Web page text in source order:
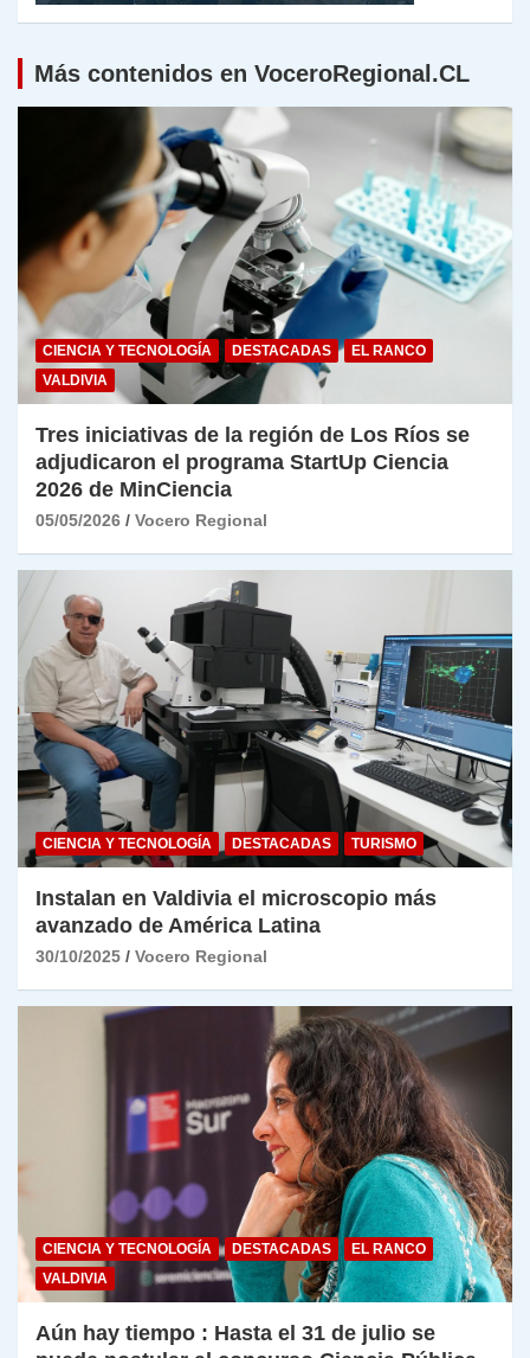
Más contenidos en VoceroRegional.CL
CIENCIA Y TECNOLOGÍA DESTACADAS
EL RANCO
VALDIVIA
Tres iniciativas de la región de Los Ríos se
adjudicaron el programa StartUp Ciencia
2026 de MinCiencia
05/05/2026 Vocero Regional
CIENCIA Y TECNOLOGÍA DESTACADAS TURISMO
Instalan en Valdivia el microscopio más
avanzado de América Latina
30/10/2025 Vocero Regional
CIENCIA Y TECNOLOGÍA DESTACADAS
EL RANCO
VALDIVIA
Aún hay tiempo : Hasta el 31 de julio se